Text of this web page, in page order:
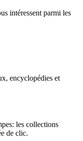
intéressent parmi les
encyclopédies et
les collections
de clic.